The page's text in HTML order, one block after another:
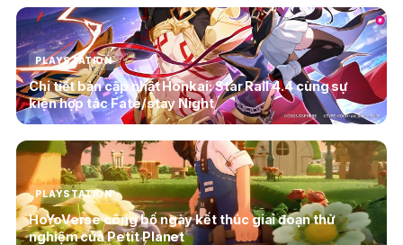
PLAYSTATION
Chi tiết bản cập nhật Honkai: Star Rail 4.4 cùng sự
kiện hợp tác Fate/stay Night
PLAYSTATION
HoYoVerse công bố ngày kết thúc giai đoạn thử
nghiệm của Petit Planet